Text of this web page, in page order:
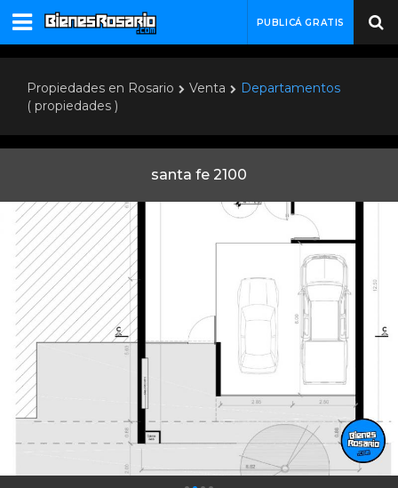
PUBLICÁ GRATIS
Propiedades en Rosario Venta
Departamentos
( propiedades )
santa fe 2100